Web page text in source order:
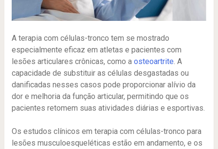
A terapia com células-tronco tem se mostrado
especialmente eficaz em atletas e pacientes com
lesões articulares crônicas, como a osteoartrite . A
capacidade de substituir as células desgastadas ou
danificadas nesses casos pode proporcionar alívio da
dor e melhoria da função articular, permitindo que os
pacientes retomem suas atividades diárias e esportivas.
Os estudos clínicos em terapia com células-tronco para
lesões musculoesqueléticas estão em andamento, e os